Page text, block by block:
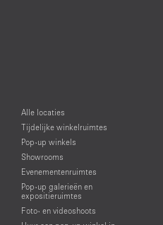
Alle locaties
Tijdelijke winkelruimtes
Pop-up winkels
Showrooms
Evenementenruimtes
Pop-up galerieën en
expositieruimtes
Foto- en videoshoots